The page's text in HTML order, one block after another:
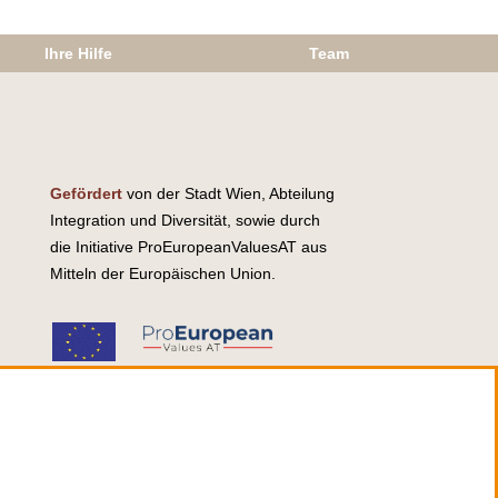
Ihre Hilfe Team
Gefördertvon der Stadt Wien, Abteilung
Integration und Diversität, sowie durch
die Initiative ProEuropeanValuesAT aus
Mitteln der Europäischen Union.